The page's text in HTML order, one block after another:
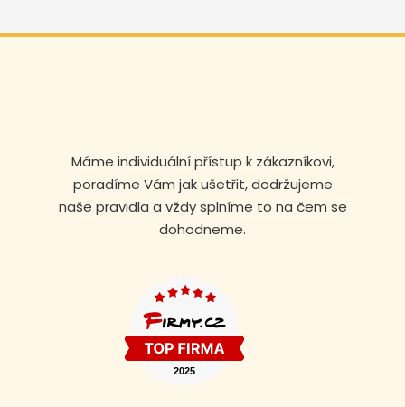
Máme individuální přístup k zákazníkovi,
poradíme Vám jak ušetřit, dodržujeme
naše pravidla a vždy splníme to na čem se
dohodneme.